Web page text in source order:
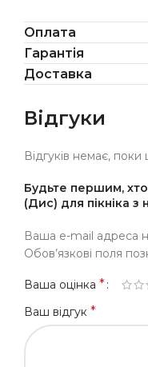
Оплата
Гарантія
Доставка
Відгуки
Відгуків немає, поки
Будьте першим,
(Дис) для пікніка з
Ваша e-mail адреса
Обов’язкові поля
Ваша оцінка *
Ваш відгук *